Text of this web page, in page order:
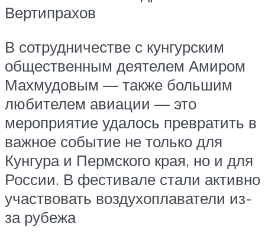
Вертипрахов
В сотрудничестве с кунгурским
общественным деятелем Амиром
Махмудовым — также большим
любителем авиации — это
мероприятие удалось превратить в
важное событие не только для
Кунгура и Пермского края, но и для
России. В фестивале стали активно
участвовать воздухоплаватели из-
за рубежа